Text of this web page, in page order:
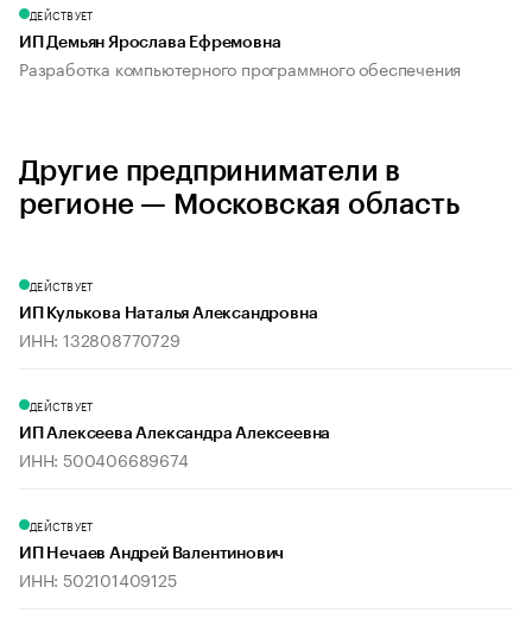
ДЕЙСТВУЕТ
ИП Демьян Ярослава Ефремовна
Разработка компьютерного программного обеспечения
Другие предприниматели в
регионе — Московская область
ДЕЙСТВУЕТ
ИП Кулькова Наталья Александровна
ИНН: 132808770729
ДЕЙСТВУЕТ
ИП Алексеева Александра Алексеевна
ИНН: 500406689674
ДЕЙСТВУЕТ
ИП Нечаев Андрей Валентинович
ИНН: 502101409125